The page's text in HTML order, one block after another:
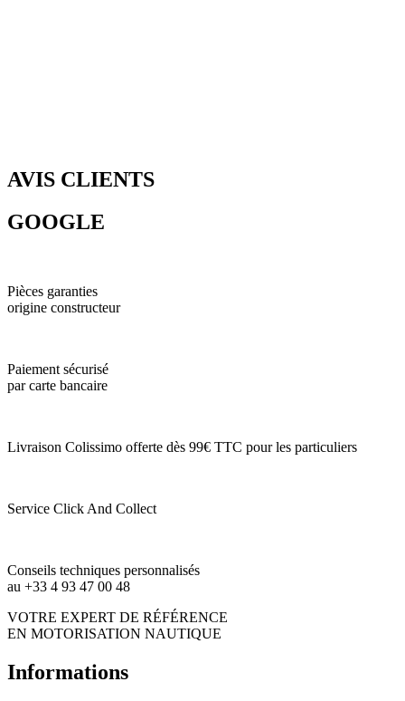
AVIS CLIENTS
GOOGLE
Pièces garanties
origine constructeur
Paiement sécurisé
par carte bancaire
Livraison Colissimo offerte dès 99€ TTC pour les particuliers
Service Click And Collect
Conseils techniques personnalisés
au +33 4 93 47 00 48
VOTRE EXPERT DE RÉFÉRENCE
EN MOTORISATION NAUTIQUE
Informations